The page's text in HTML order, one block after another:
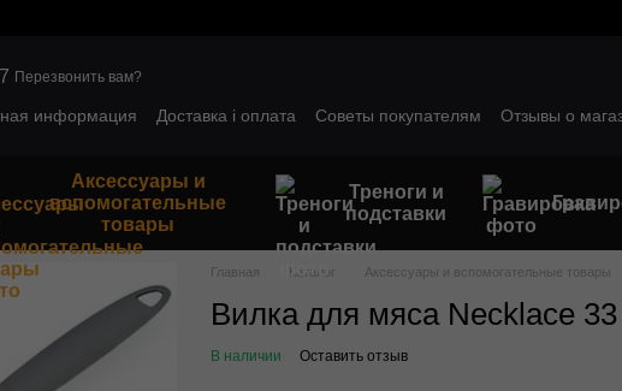
Перезвонить вам?
информация Доставка і оплата Советы покупателям
Отзывы о
Аксессуары и
вспомогательные
товары
Треноги и
подставки
Главная Каталог Аксессуары и вспомогательные товары
Вилка для мяса Necklace
В наличии Оставить отзыв